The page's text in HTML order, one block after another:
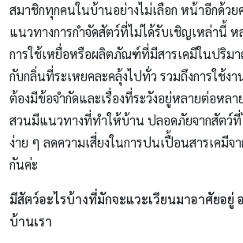
สมาชิกทุกคนในบ้านอย่างไม่เลือก หน้าอีกด้ว
แนวทางการกำจัดสัตว์ที่ไม่ได้รับเชิญเหล่านี้ ห
การใช้เหยื่อหรือผลิตภัณฑ์ที่มีสารเคมีในปริม
กับกลิ่นที่ระเหยคละคลุ้งไปทั่ว รวมถึงการใช้ง
ต้องมีข้อจำกัดและเรื่องที่ระวังอยู่หลายต่อหล
สวนมีแนวทางที่ทำให้บ้าน ปลอดภัยจากสัตว์
ง่าย ๆ ลดความเสี่ยงในการปนเปื้อนสารเคมีจ
กันค่ะ
มีสัตว์อะไรบ้างที่มักจะแวะเวียนมาอาศัยอยู่
บ้านเรา